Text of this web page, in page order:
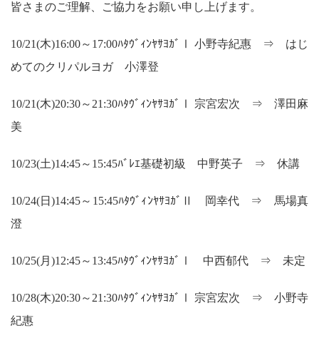
皆さまのご理解、ご協力をお願い申し上げます。
10/21(木)16:00～17:00ﾊﾀｳﾞｨﾝﾔｻﾖｶﾞⅠ 小野寺紀惠 ⇒ はじ
めてのクリパルヨガ 小澤登
10/21(木)20:30～21:30ﾊﾀｳﾞｨﾝﾔｻﾖｶﾞⅠ 宗宮宏次 ⇒ 澤田麻
美
10/23(土)14:45～15:45ﾊﾞﾚｴ基礎初級 中野英子 ⇒ 休講
10/24(日)14:45～15:45ﾊﾀｳﾞｨﾝﾔｻﾖｶﾞⅡ 岡幸代 ⇒ 馬場真
澄
10/25(月)12:45～13:45ﾊﾀｳﾞｨﾝﾔｻﾖｶﾞⅠ 中西郁代 ⇒ 未定
10/28(木)20:30～21:30ﾊﾀｳﾞｨﾝﾔｻﾖｶﾞⅠ 宗宮宏次 ⇒ 小野寺
紀惠